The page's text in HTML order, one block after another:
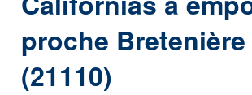
proche Bretenière
(21110)